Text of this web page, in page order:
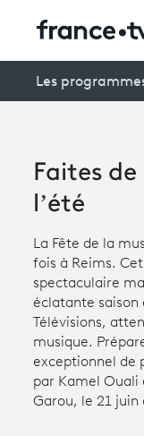
Creators
Participer et
À votre écoute
Productions et
Programme tv
Les
Faites
l’été
La Fête de la
fois à Reims.
spectaculaire
éclatante saison
Télévisions,
musique.
exceptionnel de
par Kamel Ouali
Garou, le 21 juin